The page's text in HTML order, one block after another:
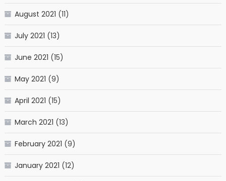
August 2021 (11)
July 2021 (13)
June 2021 (15)
May 2021 (9)
April 2021 (15)
March 2021 (13)
February 2021 (9)
January 2021 (12)